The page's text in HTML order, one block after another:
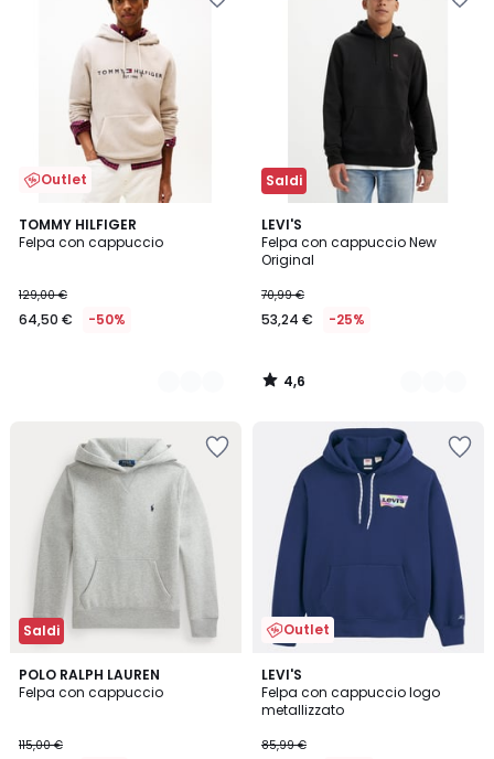
Outlet
TOMMY HILFIGER
Felpa con cappuccio
129,00 €
64,50 € -50%
2
Colori
Saldi
LEVI'S
Felpa con cappuccio New
Original
70,99 €
53,24 € -25%
4,6
/ 5
2
Colori
4,6
/
Saldi
POLO RALPH LAUREN
Felpa con cappuccio
115,00 €
3,9
/ 5
Outlet
LEVI'S
Felpa con cappuccio logo
metallizzato
85,99 €